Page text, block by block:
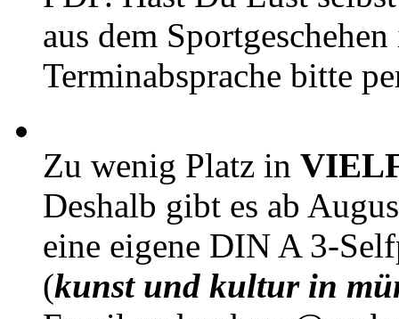
aus dem
Terminabsprache bitte
Zu wenig Platz in
Deshalb gibt es ab
eine eigene DIN A 3-
(kunst und kultur in